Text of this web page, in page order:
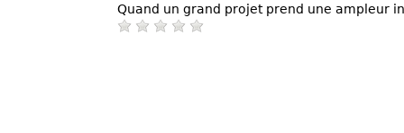
Quand un grand projet prend une ampleur